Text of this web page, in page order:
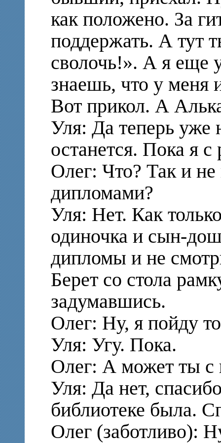
как положено. За
поддержать. А тут
сволочь!». А я еще
знаешь, что у меня
Вот прикол. А
Уля: Да теперь уже
останется. Пока я
Олег: Что? Так и
дипломами?
Уля: Нет. Как
одиночка и сын-
дипломы и не
Берет со стола
задумавшись.
Олег: Ну, я пойду
Уля: Угу. Пока.
Олег: А может ты с
Уля: Да нет,
библиотеке была.
Олег (заботливо):